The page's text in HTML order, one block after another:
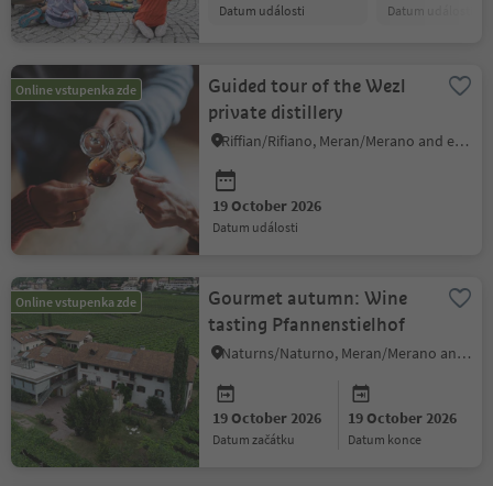
datum události datum události
Online vstupenka zde
Guided tour of the Wezl
private distillery
Riffian/Rifiano, Meran/Merano and environs
19 October 2026
datum události
Online vstupenka zde
Gourmet autumn: Wine
tasting Pfannenstielhof
Naturns/Naturno, Meran/Merano and environs
19 October 2026
datum začátku
19 October 2026
datum konce